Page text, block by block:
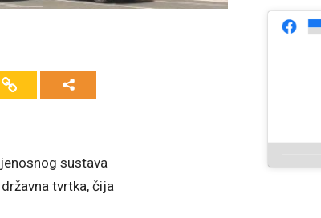
sustava
tvrtka, čija